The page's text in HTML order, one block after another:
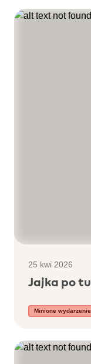
25 kwi 2026
Jajka po
Minione wydarzenie